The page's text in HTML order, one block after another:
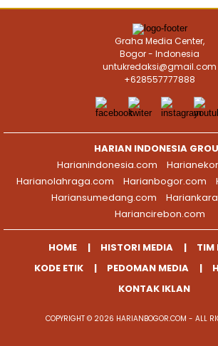
Graha Media Center,
Bogor - Indonesia
untukredaksi@gmail.com
+628557777888
HARIAN INDONESIA
Harianindonesia.com
Harianolahraga.com
Harianbogor.com
Hariansumedang.com
Hariancirebon.com
HOME HISTORI MEDIA
TIM
KODE ETIK
PEDOMAN MEDIA
KONTAK IKLAN
COPYRIGHT © 2026 HARIANBOGOR.COM - ALL